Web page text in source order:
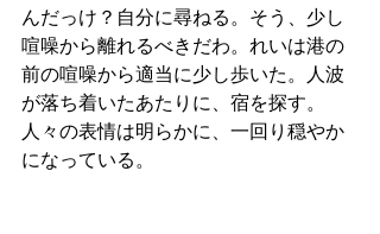
んだっけ？自分に尋ねる。そう、少し
喧噪から離れるべきだわ。れいは港の
前の喧噪から適当に少し歩いた。人波
が落ち着いたあたりに、宿を探す。
人々の表情は明らかに、一回り穏やか
になっている。